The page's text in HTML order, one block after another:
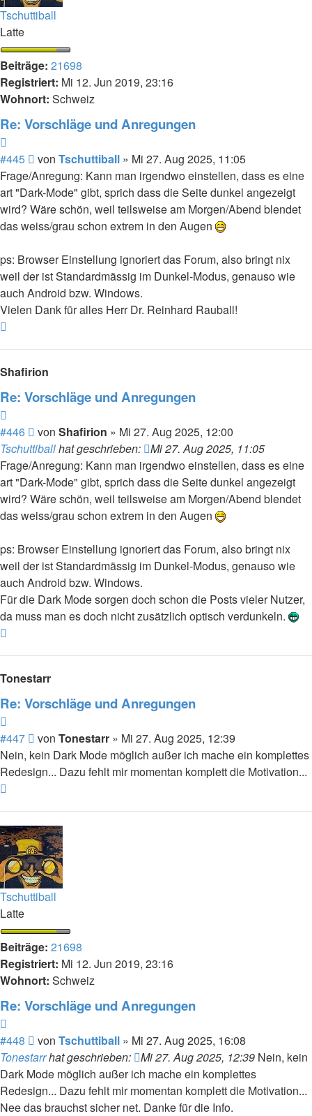
Tschuttiball
Latte
Beiträge: 21698
Registriert: Mi 12. Jun 2019, 23:16
Wohnort: Schweiz
Re: Vorschläge und Anregungen
#445
Beitrag
von Tschuttiball » Mi 27. Aug 2025, 11:05
Frage/Anregung: Kann man irgendwo einstellen, dass es eine
art "Dark-Mode" gibt, sprich dass die Seite dunkel angezeigt
wird? Wäre schön, weil teilsweise am Morgen/Abend blendet
das weiss/grau schon extrem in den Augen
ps: Browser Einstellung ignoriert das Forum, also bringt nix
weil der ist Standardmässig im Dunkel-Modus, genauso wie
auch Android bzw. Windows.
Vielen Dank für alles Herr Dr. Reinhard Rauball!
Shafirion
Re: Vorschläge und Anregungen
#446
Beitrag
von Shafirion » Mi 27. Aug 2025, 12:00
Tschuttiballhat geschrieben:
Mi 27. Aug 2025, 11:05
Frage/Anregung: Kann man irgendwo einstellen, dass es eine
art "Dark-Mode" gibt, sprich dass die Seite dunkel angezeigt
wird? Wäre schön, weil teilsweise am Morgen/Abend blendet
das weiss/grau schon extrem in den Augen
ps: Browser Einstellung ignoriert das Forum, also bringt nix
weil der ist Standardmässig im Dunkel-Modus, genauso wie
auch Android bzw. Windows.
Für die Dark Mode sorgen doch schon die Posts vieler Nutzer,
da muss man es doch nicht zusätzlich optisch verdunkeln.
Tonestarr
Re: Vorschläge und Anregungen
#447
Beitrag
von Tonestarr » Mi 27. Aug 2025, 12:39
Nein, kein Dark Mode möglich außer ich mache ein komplettes
Redesign... Dazu fehlt mir momentan komplett die Motivation...
Tschuttiball
Latte
Beiträge: 21698
Registriert: Mi 12. Jun 2019, 23:16
Wohnort: Schweiz
Re: Vorschläge und Anregungen
#448
Beitrag
von Tschuttiball » Mi 27. Aug 2025, 16:08
Tonestarrhat geschrieben: Mi 27. Aug 2025, 12:39 Nein, kein
Dark Mode möglich außer ich mache ein komplettes
Redesign... Dazu fehlt mir momentan komplett die Motivation...
Nee das brauchst sicher net. Danke für die Info.